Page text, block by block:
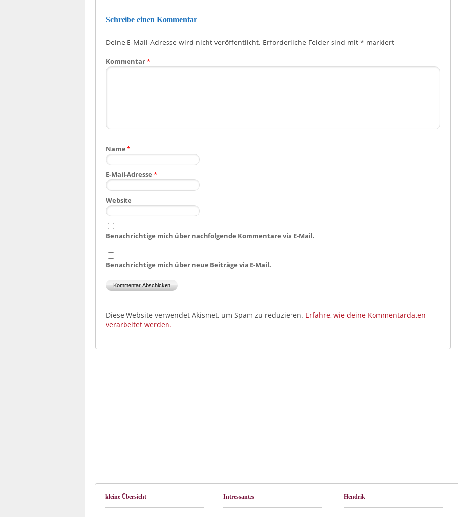
Schreibe einen Kommentar
Deine E-Mail-Adresse wird nicht veröffentlicht. Erforderliche Felder sind mit * markiert
Kommentar*
Name *
E-Mail-Adresse *
Website
Benachrichtige mich über nachfolgende Kommentare via E-Mail.
Benachrichtige mich über neue Beiträge via E-Mail.
Diese Website verwendet Akismet, um Spam zu reduzieren. Erfahre, wie deine Kommentardaten
verarbeitet werden.
kleine Übersicht Intressantes Hendrik